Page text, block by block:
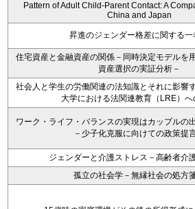
Pattern of Adult Child-Parent Contact: A
China and Japan
昇進のジェンダー格差に関する一
住宅資産と金融資産の関係－同時決定モデルを
資産選択の実証分析－
社会人と学生の労働関連の法知識とそれに影響
大学における法関連教育（LRE）へ
ワーク・ライフ・バランスの実現はカップルの
－少子化克服に向けての政策提
ジェンダーと介護ストレス－高齢者介
孤立の社会学－無縁社会の処方